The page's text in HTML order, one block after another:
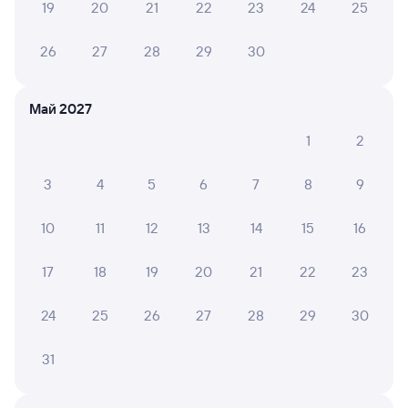
Оформление без регистрации на сайте
Что нужно, чтобы сесть в поезд?
Как вернуть билет?
Что делать, если ошибся при вводе данных
Как перевезти животное в поезде?
Как получить отчетные документы для
бухгалтерии?
Что делать, если оплата не проходит?
19 20 21 22 23 24 25
26 27 28 29 30
Май 2027
1
2
3 4 5 6 7 8 9
10 11 12 13 14 15 16
17 18 19 20 21 22 23
24 25 26 27 28 29 30
31